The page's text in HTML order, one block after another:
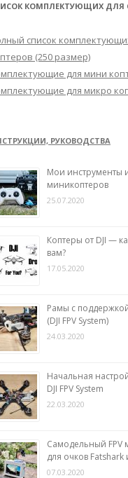
КОМПЛЕКТУЮЩИХ ДЛЯ
список
(250 размер)
для мини
для микро
РУКОВОДСТВА
Мои инструменты
миникоптеров
25.07.2020
Коптеры от DJI —
вам?
17.05.2020
Рамы с
(DJI FPV System)
24.03.2020
Начальная
DJI FPV System
22.03.2020
Самодельный FPV
для очков Fatshark
07.03.2020